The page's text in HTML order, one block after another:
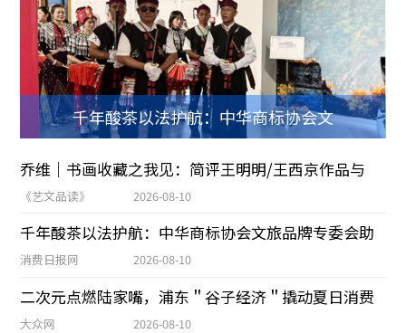
千年酸茶以法护航：中华商标协会文
乔维｜书画收藏之我见：简评王明明/王西京作品与
《艺文品读》 2026-08-10
千年酸茶以法护航：中华商标协会文旅品牌专委会助
消费日报网 2026-08-10
二次元点燃陆家嘴，浦东＂谷子经济＂撬动夏日消费
大众网 2026-08-10